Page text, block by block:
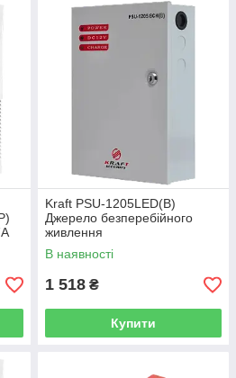
Kraft PSU-1205LED(B)
Джерело безперебійного
живлення
В наявності
1 518 ₴
Купити